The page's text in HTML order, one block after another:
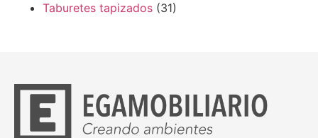
Taburetes tapizados (31)